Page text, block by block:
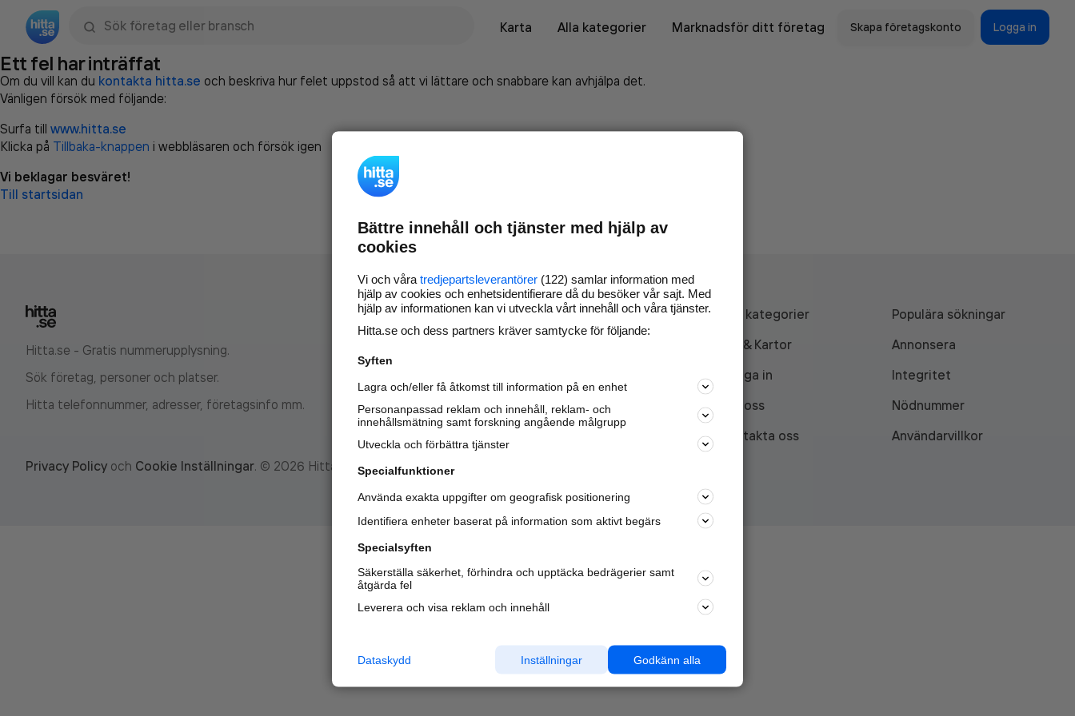
Karta
Alla kategorier Marknadsför ditt företag Skapa företagskonto Logga in
Ett fel har inträffat
Om du vill kan du kontakta hitta.se och beskriva hur felet uppstod så att vi lättare och snabbare kan avhjälpa det.
Vänligen försök med följande:
Surfa till www.hitta.se
Klicka på Tillbaka-knappen i webbläsaren och försök igen
Vi beklagar besväret!
Till startsidan
Hitta.se - Gratis nummerupplysning.
Sök företag, personer och platser.
Hitta telefonnummer, adresser, företagsinfo mm.
Marknadsför företaget på
nya kunder och
samarbetspartners nära dig.
Läs mer här
Alla kategorier
Populära sökningar
API & Kartor
Annonsera
Logga in
Integritet
Om oss
Nödnummer
Kontakta oss
Användarvillkor
Privacy Policy och Cookie Inställningar. © 2026 Hitta.se
Bättre innehåll och tjänster med hjälp av
cookies
Vi och våra tredjepartsleverantörer (122) samlar information med
hjälp av cookies och enhetsidentifierare då du besöker vår sajt. Med
hjälp av informationen kan vi utveckla vårt innehåll och våra tjänster.
Hitta.se och dess partners kräver samtycke för följande:
Syften
Lagra och/eller få åtkomst till information på en enhet
Personanpassad reklam och innehåll, reklam- och
innehållsmätning samt forskning angående målgrupp
Utveckla och förbättra tjänster
Specialfunktioner
Använda exakta uppgifter om geografisk positionering
Identifiera enheter baserat på information som aktivt begärs
Specialsyften
Säkerställa säkerhet, förhindra och upptäcka bedrägerier samt
åtgärda fel
Leverera och visa reklam och innehåll
Godkänn alla
Inställningar
Dataskydd